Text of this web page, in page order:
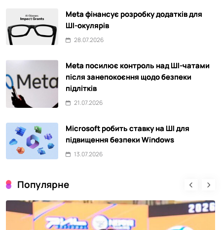
Meta фінансує розробку додатків для
ШІ-окулярів
28.07.2026
Meta посилює контроль над ШІ-чатами
після занепокоєння щодо безпеки
підлітків
21.07.2026
Microsoft робить ставку на ШІ для
підвищення безпеки Windows
13.07.2026
Популярне